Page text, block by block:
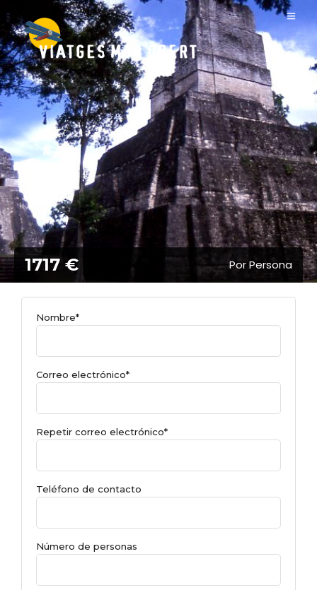
1717 € Por Persona
Nombre*
Correo electrónico*
Repetir correo electrónico*
Teléfono de contacto
Número de personas